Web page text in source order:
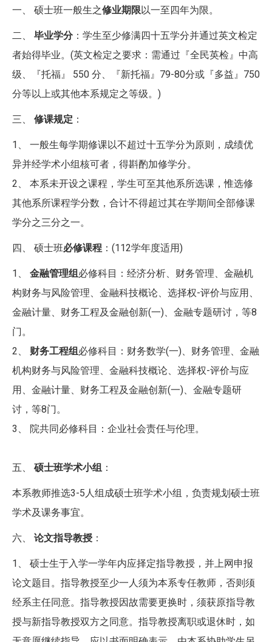
一、 硕士班一般生之修业期限以一至四年为限。
二、 毕业学分：学生至少修满四十五学分并通过英文检定
者始得毕业。(英文检定之要求：需通过『全民英检』中高
级、『托福』 550 分、『新托福』79-80分或『多益』750
分等以上或其他本系规定之等级。)
三、 修课规定 ：
1、 一般生每学期修课以不超过十五学分为原则，成绩优
异并经学术小组核可者，得斟酌加修学分。
2、 本系未开设之课程，学生可至其他系所选课，惟选修
其他系所课程学分数，合计不得超过其在学期间全部修课
学分之三分之一。
四、 硕士班必修课程 ：(112学年度适用)
1、 金融管理组必修科目：经济分析、财务管理、金融机
构财务与风险管理、金融科技概论、选择权-评价与应用、
金融计量、财务工程及金融创新(一)、金融专题研讨，等8
门。
2、 财务工程组必修科目：财务数学(一)、财务管理、金融
机构财务与风险管理、金融科技概论、选择权-评价与应
用、金融计量、财务工程及金融创新(一)、金融专题研
讨，等8门。
3、 院共同必修科目：企业社会责任与伦理。
五、 硕士班学术小组 ：
本系教师推选3-5人组成硕士班学术小组，负责规划硕士班
学术及课务事宜。
六、 论文指导教授 ：
1、 硕士生于入学一学年内应择定指导教授，并上网申报
论文题目。指导教授至少一人须为本系专任教师，否则须
经系主任同意。指导教授因故需要更换时，须获原指导教
授与新指导教授双方之同意。指导教授离职或退休时，如